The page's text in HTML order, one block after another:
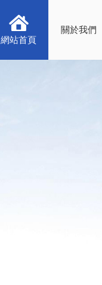
網站首頁
關於我們